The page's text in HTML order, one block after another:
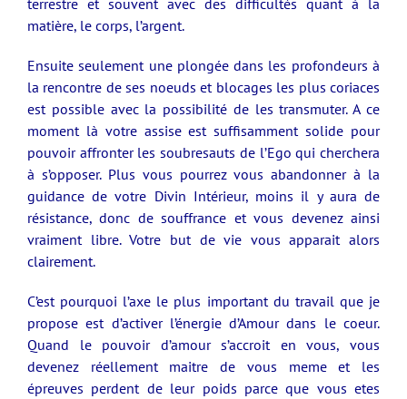
matière, le corps, l’argent.
Ensuite seulement une plongée dans les profondeurs à
la rencontre de ses noeuds et blocages les plus coriaces
est possible avec la possibilité de les transmuter. A ce
moment là votre assise est suffisamment solide pour
pouvoir affronter les soubresauts de l’Ego qui cherchera
à s’opposer. Plus vous pourrez vous abandonner à la
guidance de votre Divin Intérieur, moins il y aura de
résistance, donc de souffrance et vous devenez ainsi
vraiment libre. Votre but de vie vous apparait alors
clairement.
C’est pourquoi l’axe le plus important du travail que je
propose est d’activer l’énergie d’Amour dans le coeur.
Quand le pouvoir d’amour s’accroit en vous, vous
devenez réellement maitre de vous meme et les
épreuves perdent de leur poids parce que vous etes